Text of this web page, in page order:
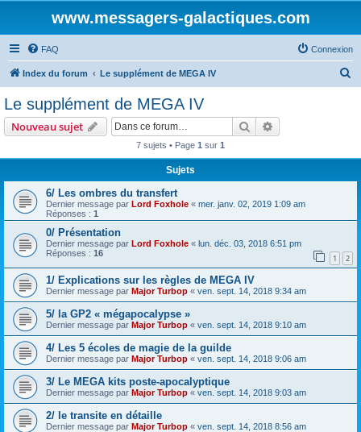
www.messagers-galactiques.com
FAQ Connexion
Index du forum Le supplément de MEGA IV
Le supplément de MEGA IV
Nouveau sujet Rechercher
7 sujets • Page 1 sur 1
Sujets
6/ Les ombres du transfert
Dernier message par Lord Foxhole « mer. janv. 02, 2019 1:09 am
Réponses : 1
0/ Présentation
Dernier message par Lord Foxhole « lun. déc. 03, 2018 6:51 pm
Réponses : 16 1 2
1/ Explications sur les règles de MEGA IV
Dernier message par Major Turbop « ven. sept. 14, 2018 9:34 am
5/ la GP2 « mégapocalypse »
Dernier message par Major Turbop « ven. sept. 14, 2018 9:10 am
4/ Les 5 écoles de magie de la guilde
Dernier message par Major Turbop « ven. sept. 14, 2018 9:06 am
3/ Le MEGA kits poste-apocalyptique
Dernier message par Major Turbop « ven. sept. 14, 2018 9:03 am
2/ le transite en détaille
Dernier message par Major Turbop « ven. sept. 14, 2018 8:56 am